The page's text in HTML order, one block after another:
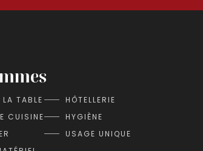
TABLE
CUISINE
HÔTELLERIE
HYGIÈNE
USAGE UNIQUE